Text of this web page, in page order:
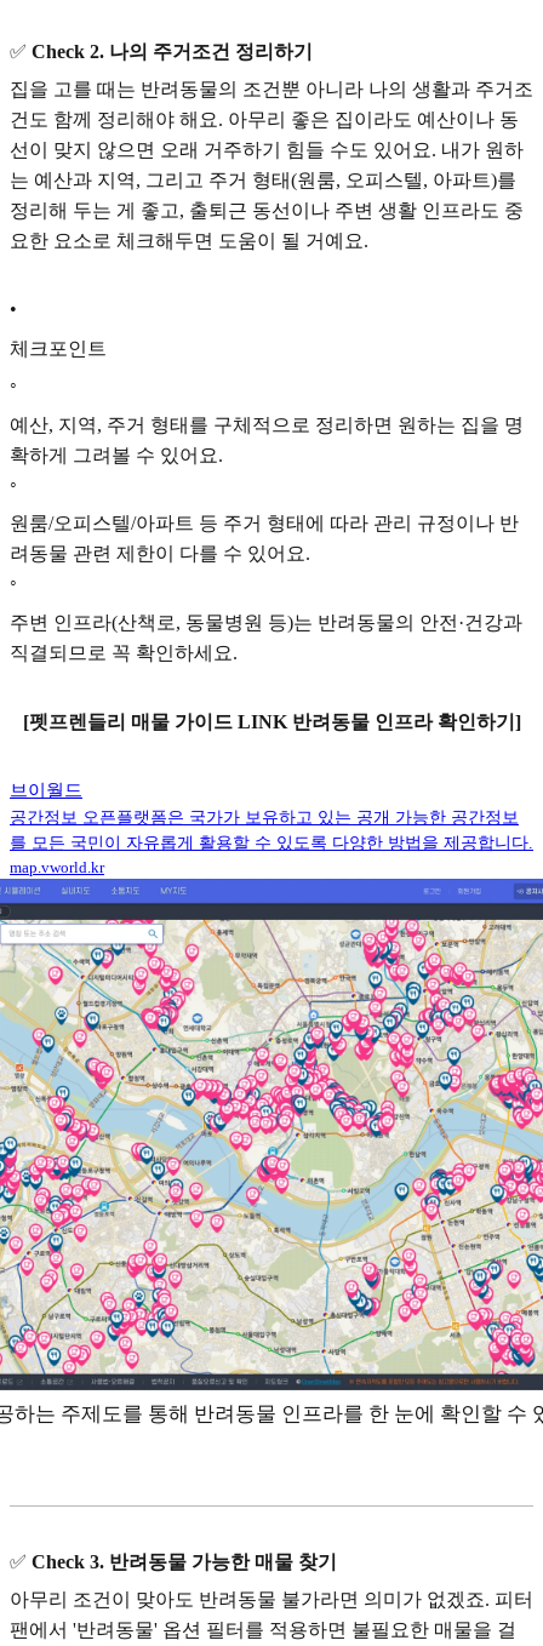
✅ Check 2. 나의 주거조건 정리하기
집을 고를 때는 반려동물의 조건뿐 아니라 나의 생활과 주거조
건도 함께 정리해야 해요. 아무리 좋은 집이라도 예산이나 동
선이 맞지 않으면 오래 거주하기 힘들 수도 있어요. 내가 원하
는 예산과 지역, 그리고 주거 형태(원룸, 오피스텔, 아파트)를
정리해 두는 게 좋고, 출퇴근 동선이나 주변 생활 인프라도 중
요한 요소로 체크해두면 도움이 될 거예요.
•
체크포인트
◦
예산, 지역, 주거 형태를 구체적으로 정리하면 원하는 집을 명
확하게 그려볼 수 있어요.
◦
원룸/오피스텔/아파트 등 주거 형태에 따라 관리 규정이나 반
려동물 관련 제한이 다를 수 있어요.
◦
주변 인프라(산책로, 동물병원 등)는 반려동물의 안전·건강과
직결되므로 꼭 확인하세요.
[펫프렌들리 매물 가이드 LINK 반려동물 인프라 확인하기]
브이월드
공간정보 오픈플랫폼은 국가가 보유하고 있는 공개 가능한 공간정보
를 모든 국민이 자유롭게 활용할 수 있도록 다양한 방법을 제공합니다.
map.vworld.kr
하는 주제도를 통해 반려동물 인프라를 한 눈에 확인할 수
✅ Check 3. 반려동물 가능한 매물 찾기
아무리 조건이 맞아도 반려동물 불가라면 의미가 없겠죠. 피터
팬에서 '반려동물' 옵션 필터를 적용하면 불필요한 매물을 걸